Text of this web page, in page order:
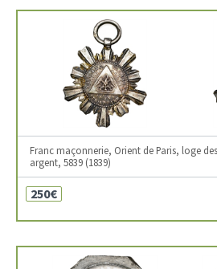
Franc maçonnerie, Orient de Paris, loge
argent, 5839 (1839)
250€